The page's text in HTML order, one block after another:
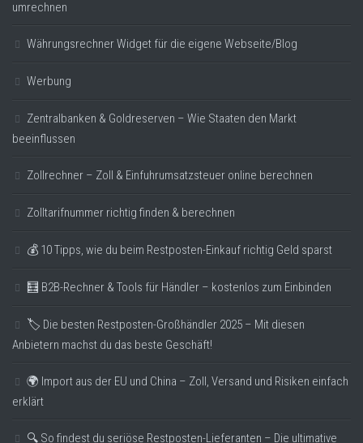
umrechnen
Währungsrechner Widget für die eigene Webseite/Blog
Werbung
Zentralbanken & Goldreserven – Wie Staaten den Markt
beeinflussen
Zollrechner – Zoll & Einfuhrumsatzsteuer online berechnen
Zolltarifnummer richtig finden & berechnen
💰 10 Tipps, wie du beim Restposten-Einkauf richtig Geld sparst
🧮 B2B-Rechner & Tools für Händler – kostenlos zum Einbinden
🏷️ Die besten Restposten-Großhändler 2025 – Mit diesen
Anbietern machst du das beste Geschäft!
🌍 Import aus der EU und China – Zoll, Versand und Risiken einfach
erklärt
🔍 So findest du seriöse Restposten-Lieferanten – Die ultimative